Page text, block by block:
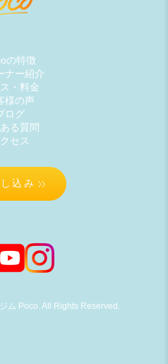
の特徴
ナー紹介
・料金
様の声
ログ
る質問
セス
込み
ム Poco. All Rights Reserved.